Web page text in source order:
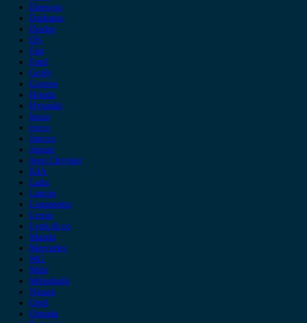
Daewoo
Daihatsu
Dodge
DS
Fiat
Ford
Geely
Gonow
Honda
Hyundai
Isuzu
iveco
Jaecoo
Jaguar
Jeep Chrysler
KIA
Lada
Lancia
Leapmotor
Lexus
Lynk & co
Mazda
Mercedes
MG
Mini
Mitsubishi
Nissan
Opel
Omoda